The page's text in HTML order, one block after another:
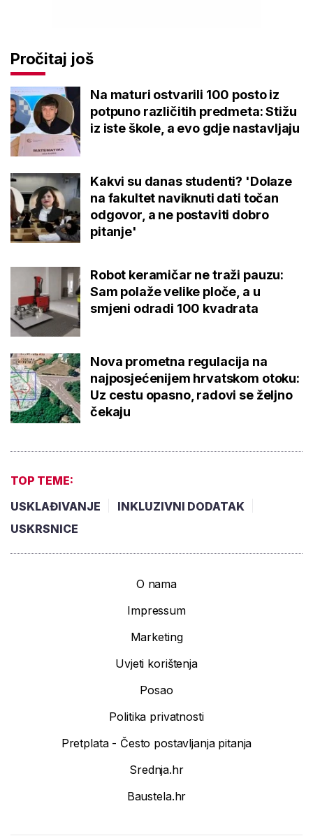
Pročitaj još
Na maturi ostvarili 100 posto iz
potpuno različitih predmeta: Stižu
iz iste škole, a evo gdje nastavljaju
Kakvi su danas studenti? 'Dolaze
na fakultet naviknuti dati točan
odgovor, a ne postaviti dobro
pitanje'
Robot keramičar ne traži pauzu:
Sam polaže velike ploče, a u
smjeni odradi 100 kvadrata
Nova prometna regulacija na
najposjećenijem hrvatskom otoku:
Uz cestu opasno, radovi se željno
čekaju
TOP TEME:
USKLAĐIVANJE
INKLUZIVNI DODATAK
USKRSNICE
O nama
Impressum
Marketing
Uvjeti korištenja
Posao
Politika privatnosti
Pretplata - Često postavljanja pitanja
Srednja.hr
Baustela.hr